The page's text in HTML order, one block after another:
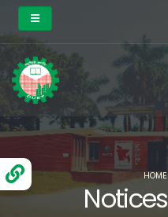
Notices
HOME